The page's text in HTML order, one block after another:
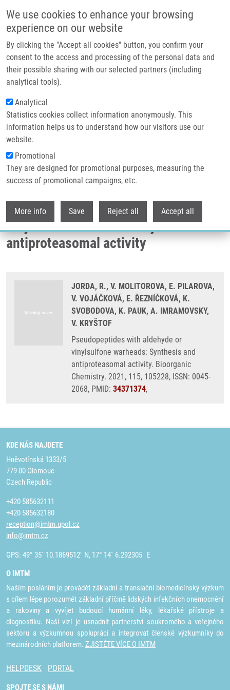
We use cookies to enhance your browsing
experience on our website
By clicking the "Accept all cookies" button, you confirm your
consent to the access and processing of the personal data and
their possible sharing with our selected partners (including
analytical tools).
Analytical
Statistics cookies collect information anonymously. This
information helps us to understand how our visitors use our
website.
Promotional
They are designed for promotional purposes, measuring the
success of promotional campaigns, etc.
More info Save Reject all Accept all
Header image
Drobečková navigace
Domů
Pseudopeptides With Aldehyde Or Vinylsulfone Warheads: Synthesis And
Antiproteasomal Activity
Pseudopeptides with aldehyde or
vinylsulfone warheads: Synthesis and
antiproteasomal activity
JORDA, R., V. MOLITOROVA, E. PILAROVA,
V. VOJÁČKOVÁ, E. ŘEZNÍČKOVÁ, K.
SVOBODOVA, K. PAUK, A. IMRAMOVSKY,
V. KRYŠTOF
Pseudopeptides with aldehyde or
vinylsulfone warheads: Synthesis and
antiproteasomal activity. Bioorganic
Chemistry. 2021, 115, 105228, ISSN: 0045-
2068, PMID: 34371374,
KDE NÁS NAJDETE
Hněvotínská 1333/5
779 00 Olomouc
Czech Republic
+420 585632111
+420 585632180
reception@imtm.upol.cz
info@imtm.cz
GPS: 49° 35´ 10.1869512" N, 17° 14´ 6.292305" E
O IMTM
Naším posláním je provádět základní a translační biomedicínský výzkum
s cílem lépe porozumět základní příčině lidských infekčních onemocnění
a rakoviny a vyvíjet budoucí humánní léky, lékařské přístroje a
diagnostiku. Naší vizí je usnadnit partnerství soukromého a veřejného
sektoru a výzkumnou spolupráci a integrovat členské výzkumníky do
mezinárodních platforem. ZJISTĚTE VÍCE O IMTM
HELPDESK PORTAL
SPOJTE SE S NÁMI